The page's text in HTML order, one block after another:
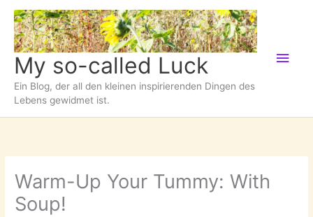
Zum
Inhalt
springen
My so-called Luck
Ein Blog, der all den kleinen inspirierenden Dingen des
Lebens gewidmet ist.
Warm-Up Your Tummy: With
Soup!